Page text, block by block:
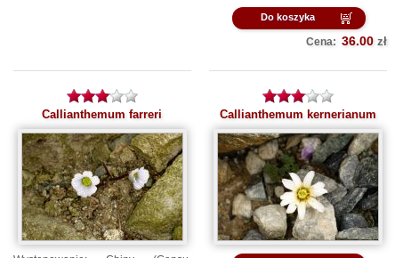
Do koszyka
Cena: 36.00 zł
Callianthemum farreri Callianthemum kernerianum